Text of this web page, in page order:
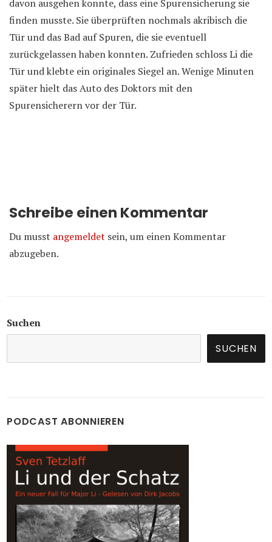
davon ausgehen konnte, dass eine Spurensicherung sie
finden musste. Sie überprüften nochmals akribisch die
Tür und das Bad auf Spuren, die sie eventuell
zurückgelassen haben konnten. Zufrieden schloss Li die
Tür und klebte ein originales Siegel an. Wenige Minuten
später hielt das Auto des Doktors mit den
Spurensicherern vor der Tür.
Schreibe einen Kommentar
Du musst angemeldet sein, um einen Kommentar
abzugeben.
Suchen
SUCHEN
PODCAST ABONNIEREN